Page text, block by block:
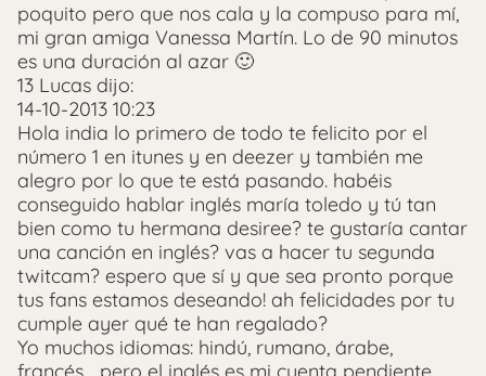
poquito pero que nos cala y la compuso para mí,
mi gran amiga Vanessa Martín. Lo de 90 minutos
es una duración al azar 🙂
13 Lucas dijo:
14-10-2013 10:23
Hola india lo primero de todo te felicito por el
número 1 en itunes y en deezer y también me
alegro por lo que te está pasando. habéis
conseguido hablar inglés maría toledo y tú tan
bien como tu hermana desiree? te gustaría cantar
una canción en inglés? vas a hacer tu segunda
twitcam? espero que sí y que sea pronto porque
tus fans estamos deseando! ah felicidades por tu
cumple ayer qué te han regalado?
Yo muchos idiomas: hindú, rumano, árabe,